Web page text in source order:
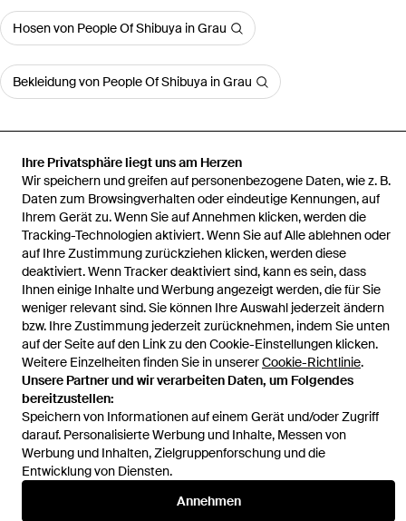
Ihre Privatsphäre liegt uns am Herzen
Wir speichern und greifen auf personenbezogene Daten, wie z. B.
Daten zum Browsingverhalten oder eindeutige Kennungen, auf
Ihrem Gerät zu. Wenn Sie auf Annehmen klicken, werden die
Tracking-Technologien aktiviert. Wenn Sie auf Alle ablehnen oder
auf Ihre Zustimmung zurückziehen klicken, werden diese
deaktiviert. Wenn Tracker deaktiviert sind, kann es sein, dass
Ihnen einige Inhalte und Werbung angezeigt werden, die für Sie
weniger relevant sind. Sie können Ihre Auswahl jederzeit ändern
bzw. Ihre Zustimmung jederzeit zurücknehmen, indem Sie unten
auf der Seite auf den Link zu den Cookie-Einstellungen klicken.
Weitere Einzelheiten finden Sie in unsererCookie-Richtlinie.
Unsere Partner und wir verarbeiten Daten, um Folgendes
bereitzustellen:
Speichern von Informationen auf einem Gerät und/oder Zugriff
darauf. Personalisierte Werbung und Inhalte, Messen von
Werbung und Inhalten, Zielgruppenforschung und die
Entwicklung von Diensten.
Annehmen
Hosen von People Of Shibuya in Grau
Bekleidung von People Of Shibuya in Grau
Startseite Herren Hosen People Of Shibuya Hosen Hose
Hilfe und Informationen